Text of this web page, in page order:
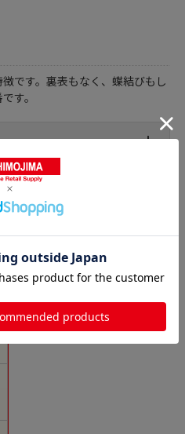
です。裏表もなく、蝶結びもし
す。
商品との比較